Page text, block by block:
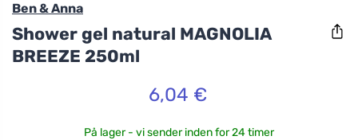
Ben & Anna
Shower gel natural MAGNOLIA
BREEZE 250ml
6,04 €
På lager - vi sender inden for 24 timer